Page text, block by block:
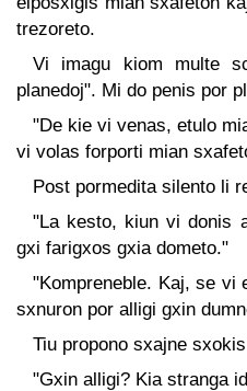
trezoreto.
Vi imagu kiom multe
planedoj". Mi do penis por
"De kie vi venas, etulo
vi volas forporti mian
Post pormedita silento li
"La kesto, kiun vi donis
gxi farigxos gxia dometo."
"Kompreneble. Kaj, se vi
sxnuron por alligi gxin
Tiu propono sxajne
"Gxin alligi? Kia stranga